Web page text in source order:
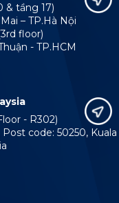
& tầng 17)
– TP.Hà Nội
floor)
- TP.HCM
- R302)
code: 50250, Kuala